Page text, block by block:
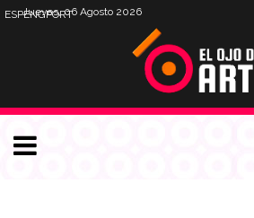
Jueves, 06 Agosto 2026
ESPENGPORT